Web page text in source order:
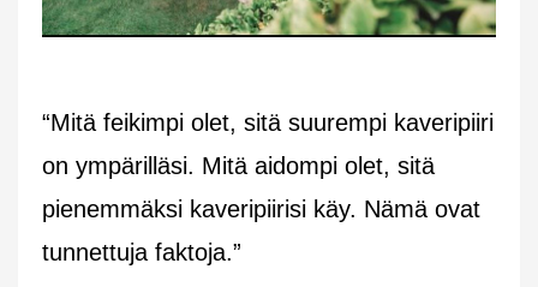
“Mitä feikimpi olet, sitä suurempi kaveripiiri
on ympärilläsi. Mitä aidompi olet, sitä
pienemmäksi kaveripiirisi käy. Nämä ovat
tunnettuja faktoja.”